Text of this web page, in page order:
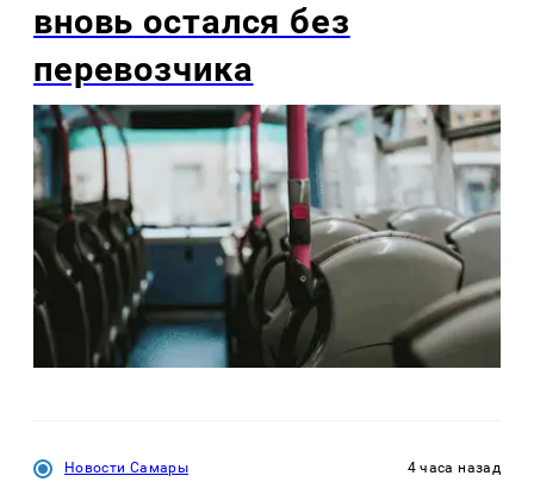
вновь остался без
перевозчика
Новости Самары 4 часа назад